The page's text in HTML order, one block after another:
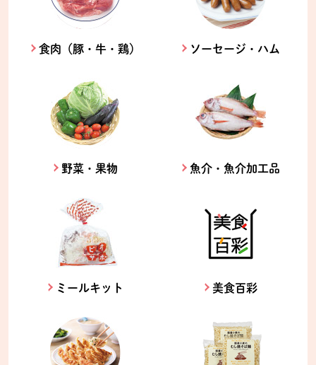
食肉（豚・牛・鶏） ソーセージ・ハム
野菜・果物 魚介・魚介加工品
ミールキット 美食百彩